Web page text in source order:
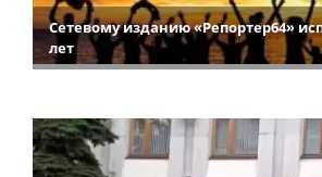
Сетевому изданию «Репортер64»
лет